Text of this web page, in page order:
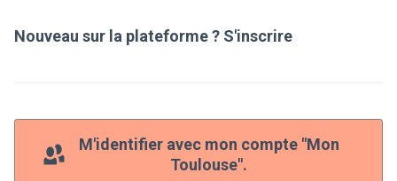
Nouveau sur la plateforme ? S'inscrire
M'identifier avec mon compte "Mon
Toulouse".